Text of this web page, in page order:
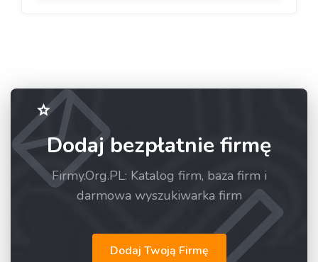
Dodaj bezpłatnie firmę
Firmy.Org.PL: Katalog firm, baza firm i
darmowa wyszukiwarka firm
Dodaj Twoją Firmę